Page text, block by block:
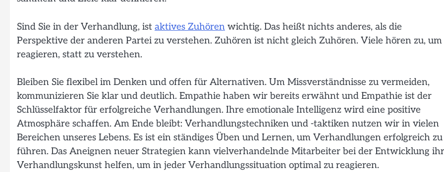
Sind Sie in der Verhandlung, ist aktives Zuhören wichtig. Das heißt nichts anderes, als die
Perspektive der anderen Partei zu verstehen. Zuhören ist nicht gleich Zuhören. Viele hören zu, um
reagieren, statt zu verstehen.
Bleiben Sie flexibel im Denken und offen für Alternativen. Um Missverständnisse zu vermeiden,
kommunizieren Sie klar und deutlich. Empathie haben wir bereits erwähnt und Empathie ist der
Schlüsselfaktor für erfolgreiche Verhandlungen. Ihre emotionale Intelligenz wird eine positive
Atmosphäre schaffen. Am Ende bleibt: Verhandlungstechniken und -taktiken nutzen wir in vielen
Bereichen unseres Lebens. Es ist ein ständiges Üben und Lernen, um Verhandlungen erfolgreich zu
führen. Das Aneignen neuer Strategien kann vielverhandelnde Mitarbeiter bei der Entwicklung
Verhandlungskunst helfen, um in jeder Verhandlungssituation optimal zu reagieren.